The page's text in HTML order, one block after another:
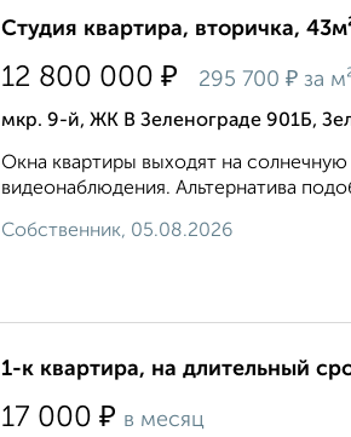
Студия квартира, вторичка,
12 800 000 ₽ 295 700 ₽ за
мкр. 9-й, ЖК В Зеленограде 901Б,
Окна квартиры выходят на
видеонаблюдения. Альтернатива
Собственник, 05.08.2026
1-к квартира, на длительный
17 000 ₽ в месяц